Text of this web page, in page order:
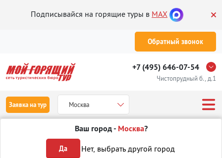
Подписывайся на горящие туры в MAX
Обратный звонок
+7 (495) 646-07-54
Чистопрудный б., д.1
Заявка на тур Москва
Ваш город - Москва?
Да Нет, выбрать другой город
Туры из Ханты-Мансийска Отдых в Танзании